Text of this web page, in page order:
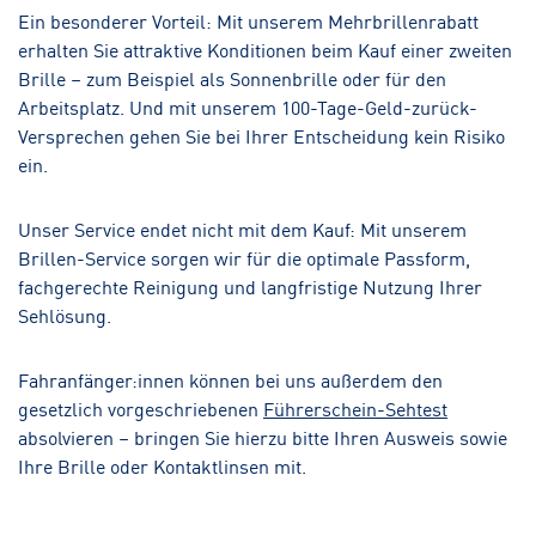
Ein besonderer Vorteil: Mit unserem Mehrbrillenrabatt
erhalten Sie attraktive Konditionen beim Kauf einer zweiten
Brille – zum Beispiel als Sonnenbrille oder für den
Arbeitsplatz. Und mit unserem 100-Tage-Geld-zurück-
Versprechen gehen Sie bei Ihrer Entscheidung kein Risiko
ein.
Unser Service endet nicht mit dem Kauf: Mit unserem
Brillen-Service sorgen wir für die optimale Passform,
fachgerechte Reinigung und langfristige Nutzung Ihrer
Sehlösung.
Fahranfänger:innen können bei uns außerdem den
gesetzlich vorgeschriebenen Führerschein-Sehtest
absolvieren – bringen Sie hierzu bitte Ihren Ausweis sowie
Ihre Brille oder Kontaktlinsen mit.